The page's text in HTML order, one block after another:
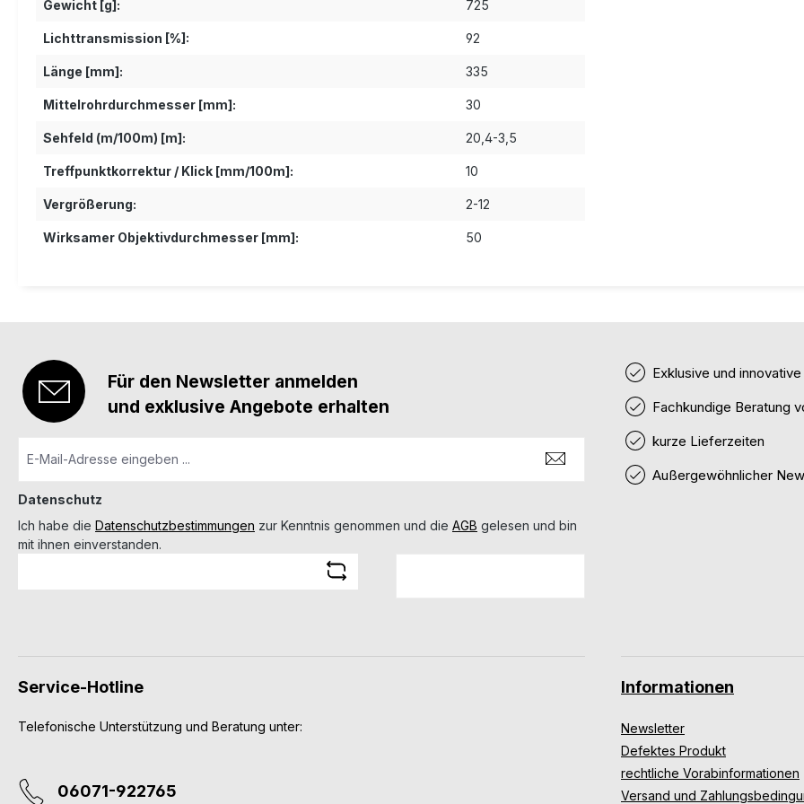
Gewicht [g]: 725
Lichttransmission [%]: 92
Länge [mm]: 335
Mittelrohrdurchmesser [mm]: 30
Sehfeld (m/100m) [m]: 20,4-3,5
Treffpunktkorrektur / Klick [mm/100m]: 10
Vergrößerung: 2-12
Wirksamer Objektivdurchmesser [mm]: 50
Für den Newsletter anmelden
und exklusive Angebote erhalten
Datenschutz
Ich habe die Datenschutzbestimmungen zur Kenntnis genommen und die AGB gelesen und bin
mit ihnen einverstanden.
Exklusive und
Fachkundige Beratung
kurze Lieferzeiten
Außergewöhnlicher
Service-Hotline
Telefonische Unterstützung und Beratung unter:
06071-922765
Informationen
Newsletter
Defektes Produkt
rechtliche Vorabinformationen
Versand und